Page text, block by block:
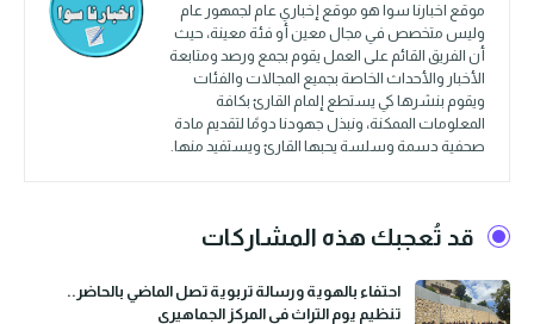
موقع اخبارنا سوا هو موقع إخباري عام لجمهور عام
وليس متخصص في مجال معين أو فئة معينة، حيث
أن الفريق القائم على العمل يقوم بجمع ورصد ومتابعة
الأخبار والأحداث الخاصة بجميع المجالات والفئات
ويقوم بنشرها كي يستطع إلمام القارئ بكافة
المعلومات الممكنة، ونبذل جهودنا دومًا لتقديم مادة
صحفية دسمة وسلسة يحبها القارئ ويستفيد منها.
قد تُعجبك هذه المشاركات
احتفاء بالهوية ورسالة تربوية تصل الماضي بالحاضر..
تنظيم يوم التراث في المركز الجماهيري